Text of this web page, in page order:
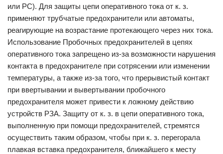
или PC). Для защиты цепи оперативного тока от к. з.
применяют трубчатые предохранители или автоматы,
реагирующие на возрастание протекающего через них тока.
Использование Пробочных предохранителей в цепях
оперативного тока запрещено из-за возможности нарушения
контакта в предохранителе при сотрясении или изменении
температуры, а также из-за того, что прерывистый контакт
при ввертывании и вывертывании пробочного
предохранителя может привести к ложному действию
устройств РЗА. Защиту от к. з. в цепи оперативного тока,
выполненную при помощи предохранителей, стремятся
осуществить таким образом, чтобы при к. з. перегорала
плавкая вставка предохранителя, ближайшего к месту